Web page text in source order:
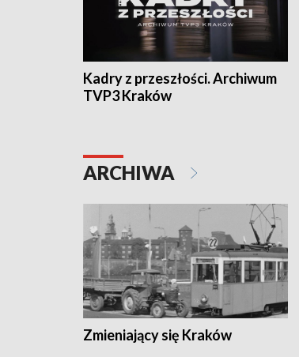
Kadry z przeszłości. Archiwum
TVP3 Kraków
ARCHIWA
Zmieniający się Kraków